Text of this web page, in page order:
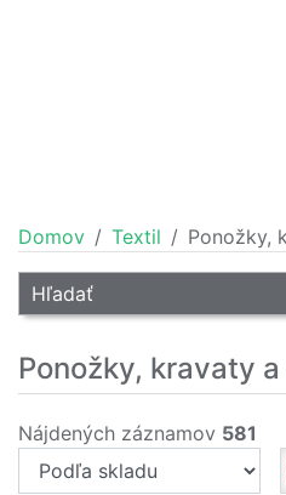
Domov Textil Ponožky,
Hľadať
Ponožky, kravaty
Nájdených záznamov 581